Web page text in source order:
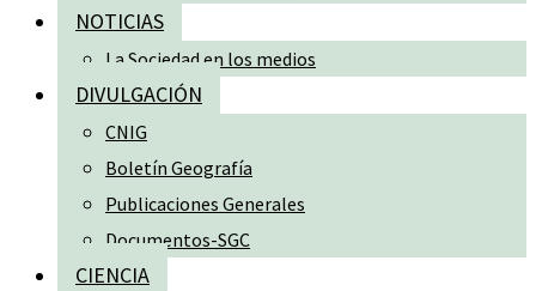
NOTICIAS
La Sociedad en los medios
DIVULGACIÓN
CNIG
Boletín Geografía
Publicaciones Generales
Documentos-SGC
CIENCIA